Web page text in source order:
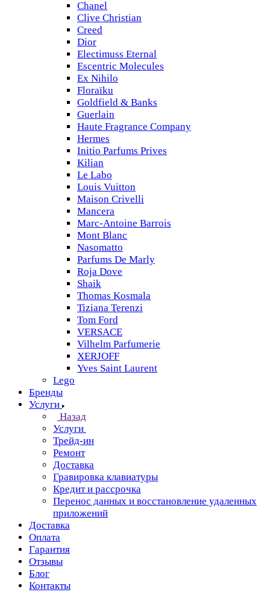
Chanel
Clive Christian
Creed
Dior
Electimuss Eternal
Escentric Molecules
Ex Nihilo
Floraïku
Goldfield & Banks
Guerlain
Haute Fragrance Company
Hermes
Initio Parfums Prives
Kilian
Le Labo
Louis Vuitton
Maison Crivelli
Mancera
Marc-Antoine Barrois
Mont Blanc
Nasomatto
Parfums De Marly
Roja Dove
Shaik
Thomas Kosmala
Tiziana Terenzi
Tom Ford
VERSACE
Vilhelm Parfumerie
XERJOFF
Yves Saint Laurent
Lego
Бренды
Услуги
Назад
Услуги
Трейд-ин
Ремонт
Доставка
Гравировка клавиатуры
Кредит и рассрочка
Перенос данных и восстановление удаленных
приложений
Доставка
Оплата
Гарантия
Отзывы
Блог
Контакты